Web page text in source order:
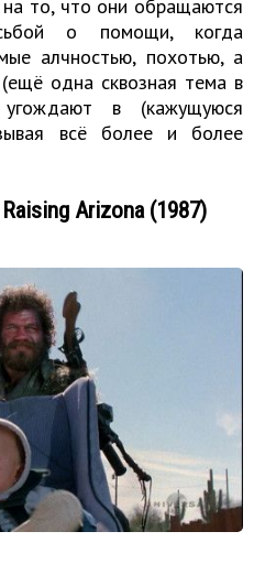
то, что они обращаются
о помощи, когда
алчностью, похотью, а
одна сквозная тема в
в (кажущуюся
всё более и более
Arizona (1987)